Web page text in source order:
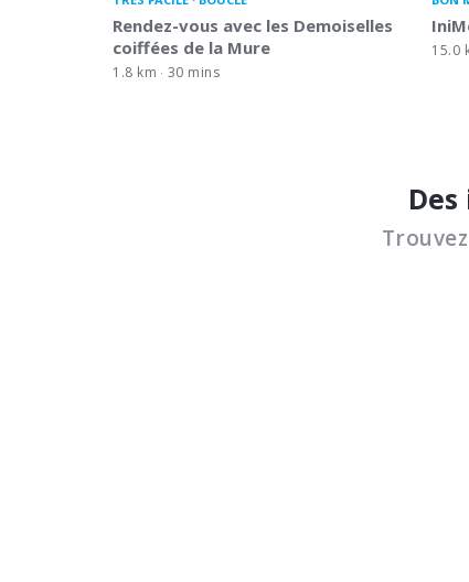
Rendez-vous avec les Demoiselles
coiffées de la Mure
1.8 km 30 mins
15.0